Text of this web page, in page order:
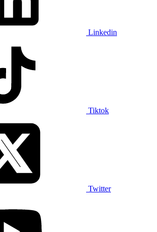
Linkedin
Tiktok
Twitter